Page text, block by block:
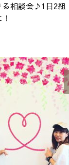
る相談会♪1日2組